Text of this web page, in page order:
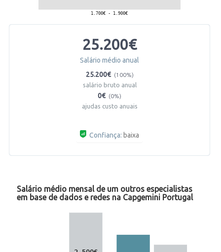
25.200€
Salário médio anual
25.200€ (100%)
salário bruto anual
0€ (0%)
ajudas custo anuais
Confiança: baixa
Salário médio mensal de um outros especialistas
em base de dados e redes na Capgemini Portugal